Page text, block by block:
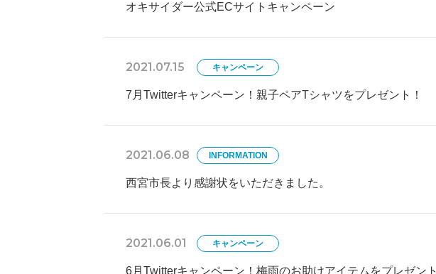
オキサイダー公式ECサイトキャンペーン
2021.07.15 キャンペーン
7月Twitterキャンペーン！親子ペアTシャツをプレゼント！
2021.06.08 INFORMATION
西宮市長より感謝状をいただきました。
2021.06.01 キャンペーン
6月Twitterキャンペーン！梅雨のお助けアイテムをプレゼント